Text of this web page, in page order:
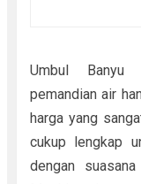
Umbul Banyu
pemandian air
harga yang
cukup lengkap
dengan